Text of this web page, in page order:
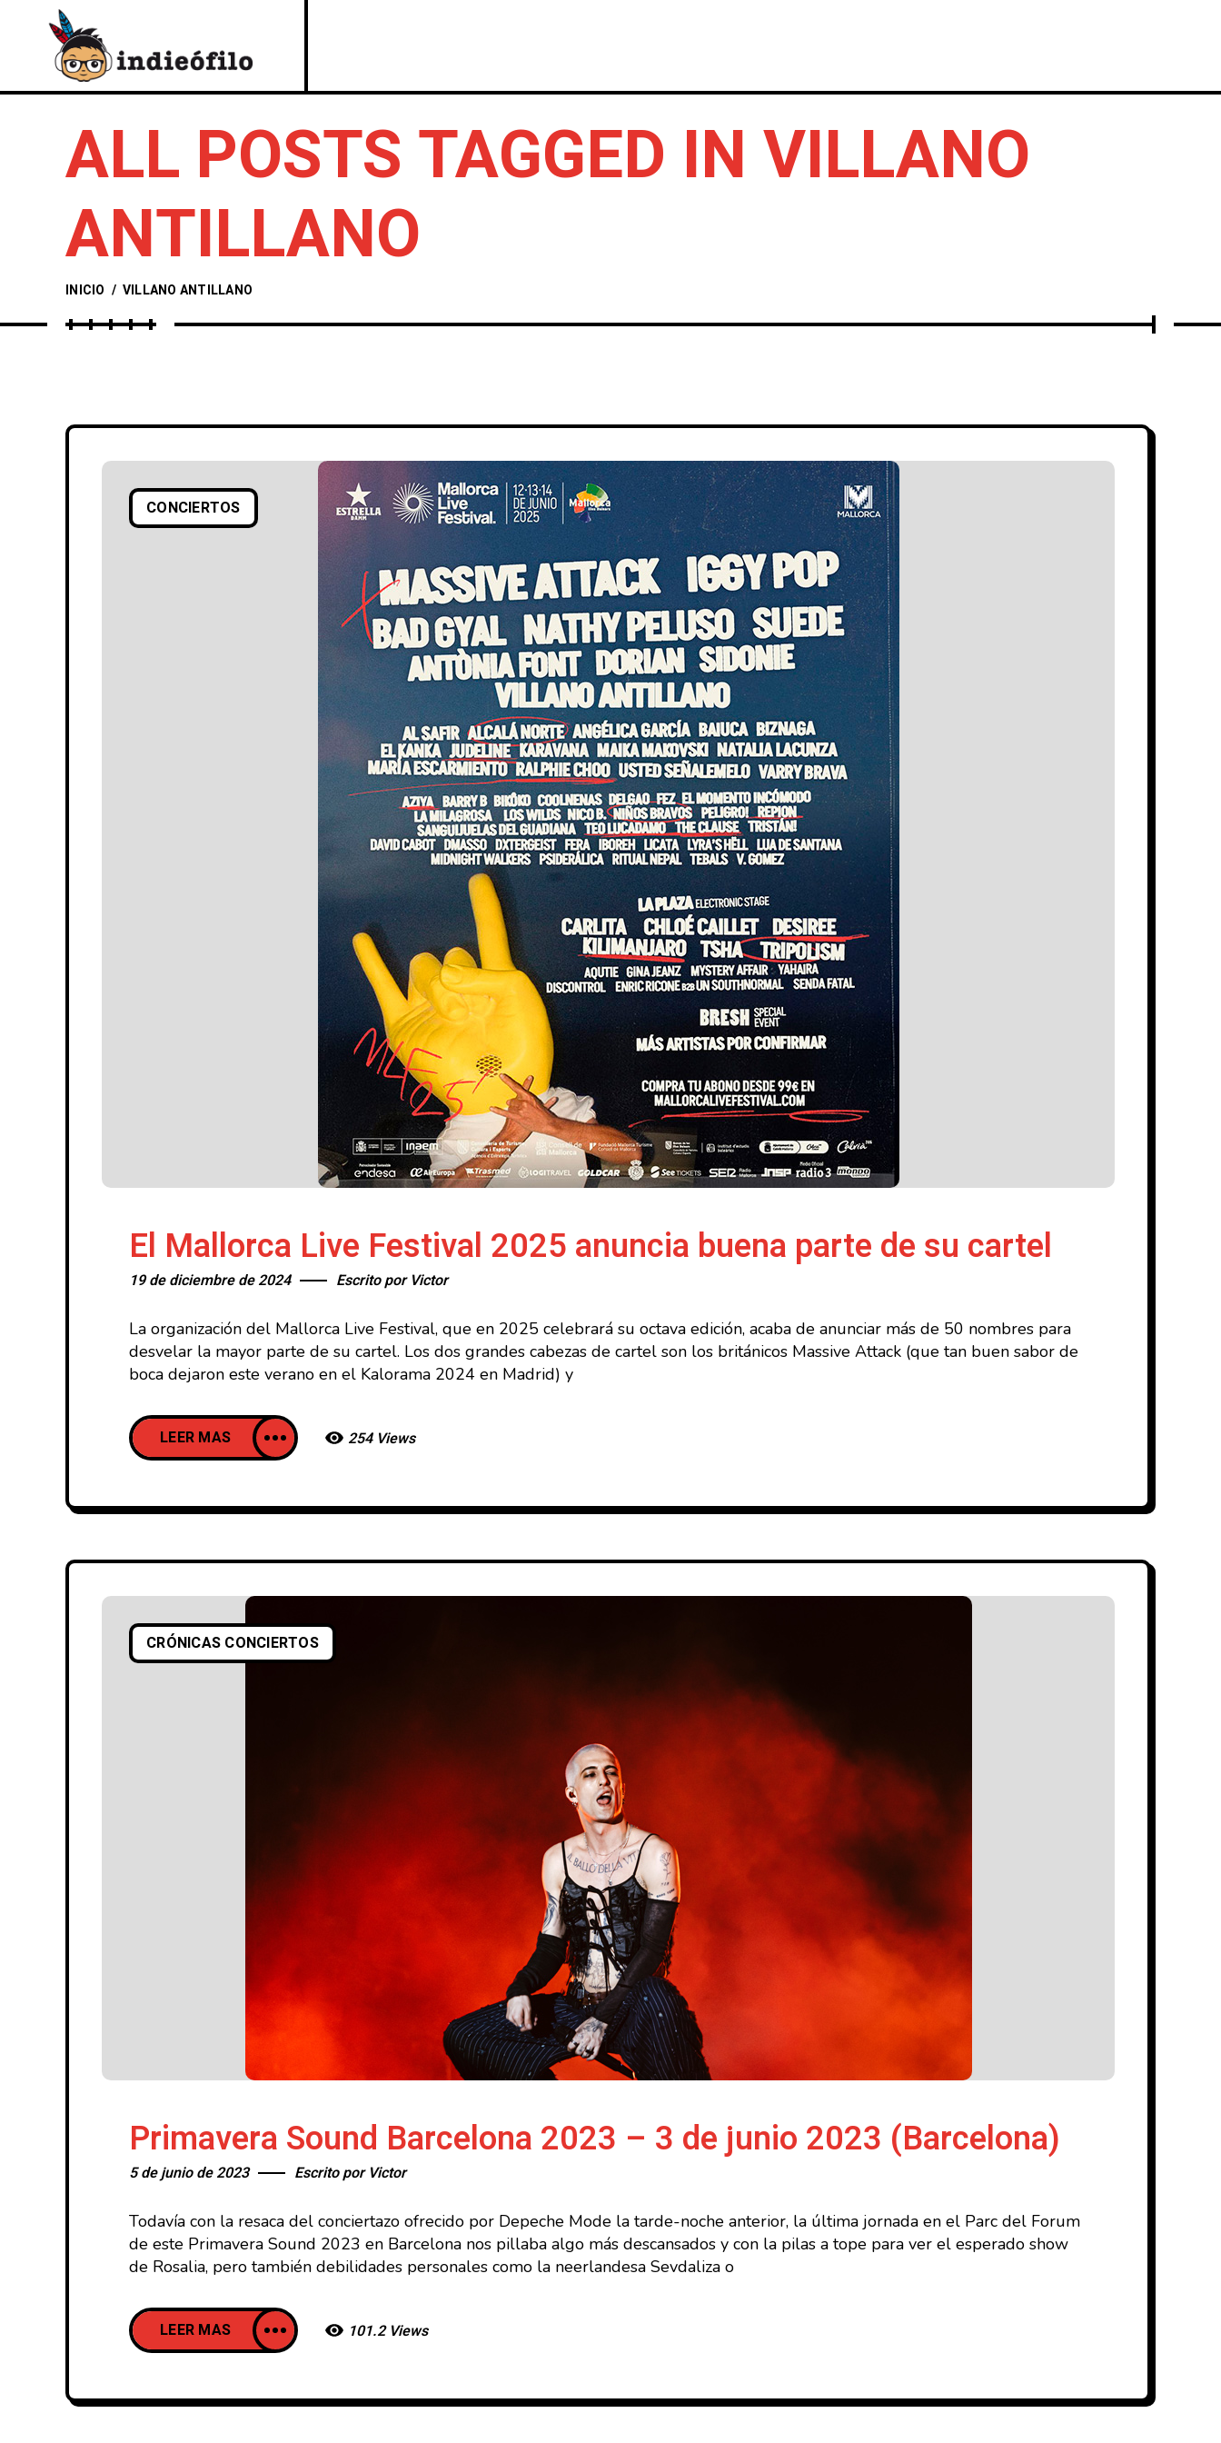
ALL POSTS TAGGED IN VILLANO
ANTILLANO
INICIO / VILLANO ANTILLANO
CONCIERTOS
El Mallorca Live Festival 2025 anuncia buena parte de su cartel
19 de diciembre de 2024 Escrito por Victor
La organización del Mallorca Live Festival, que en 2025 celebrará su octava edición, acaba de anunciar más de 50 nombres para
desvelar la mayor parte de su cartel. Los dos grandes cabezas de cartel son los británicos Massive Attack (que tan buen sabor de
boca dejaron este verano en el Kalorama 2024 en Madrid) y
LEER MAS 254 Views
CRÓNICAS CONCIERTOS
Primavera Sound Barcelona 2023 – 3 de junio 2023 (Barcelona)
5 de junio de 2023 Escrito por Victor
Todavía con la resaca del conciertazo ofrecido por Depeche Mode la tarde-noche anterior, la última jornada en el Parc del Forum
de este Primavera Sound 2023 en Barcelona nos pillaba algo más descansados y con la pilas a tope para ver el esperado show
de Rosalia, pero también debilidades personales como la neerlandesa Sevdaliza o
LEER MAS 101.2 Views